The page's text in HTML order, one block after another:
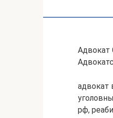
Адвокат
адвокат
рф,